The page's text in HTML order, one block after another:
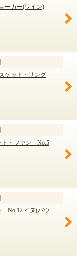
ーカー(ワイン)
ケット・リング
ト・ファン No.5
No.12 イヌ(バウ